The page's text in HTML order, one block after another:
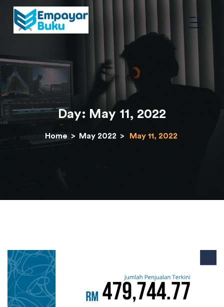
Day: May 11, 2022
Home > May 2022 > May 11, 2022